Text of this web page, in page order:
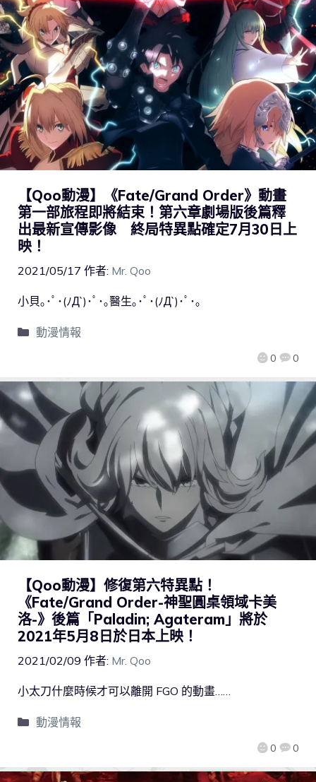
【Qoo動漫】《Fate/Grand Order》動畫
第一部旅程即將結束！第六章劇場版後篇釋
出最新宣傳影像 終局特異點確定7月30日上
映！
2021/05/17 作者: Mr. Qoo
0 0
小貝｡･ﾟ･(ﾉД`)･ﾟ･｡醫生｡･ﾟ･(ﾉД`)･ﾟ･｡
動漫情報
【Qoo動漫】修復第六特異點！
《Fate/Grand Order-神聖圓桌領域卡美
洛-》後篇「Paladin; Agateram」將於
2021年5月8日於日本上映！
2021/02/09 作者: Mr. Qoo
0 0
小太刀什麼時候才可以離開 FGO 的動畫……
動漫情報